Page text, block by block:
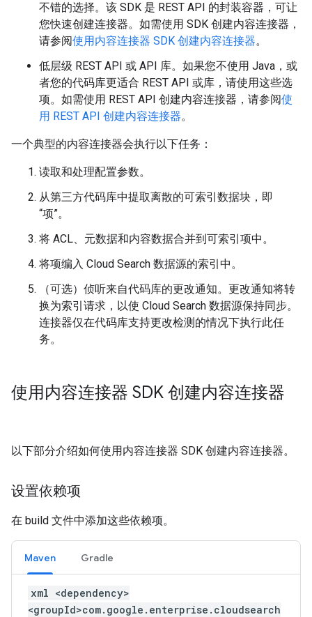
不错的选择。该 SDK 是 REST API 的封装容器，可让
您快速创建连接器。如需使用 SDK 创建内容连接器，
请参阅使用内容连接器 SDK 创建内容连接器。
低层级 REST API 或 API 库。如果您不使用 Java，或
者您的代码库更适合 REST API 或库，请使用这些选
项。如需使用 REST API 创建内容连接器，请参阅使
用 REST API 创建内容连接器。
一个典型的内容连接器会执行以下任务：
读取和处理配置参数。
从第三方代码库中提取离散的可索引数据块，即
“项”。
将 ACL、元数据和内容数据合并到可索引项中。
将项编入 Cloud Search 数据源的索引中。
（可选）侦听来自代码库的更改通知。更改通知将转
换为索引请求，以使 Cloud Search 数据源保持同步。
连接器仅在代码库支持更改检测的情况下执行此任
务。
使用内容连接器 SDK 创建内容连接器
以下部分介绍如何使用内容连接器 SDK 创建内容连接器。
设置依赖项
在 build 文件中添加这些依赖项。
Maven Gradle
xml <dependency>
<groupId>com.google.enterprise.cloudsearch